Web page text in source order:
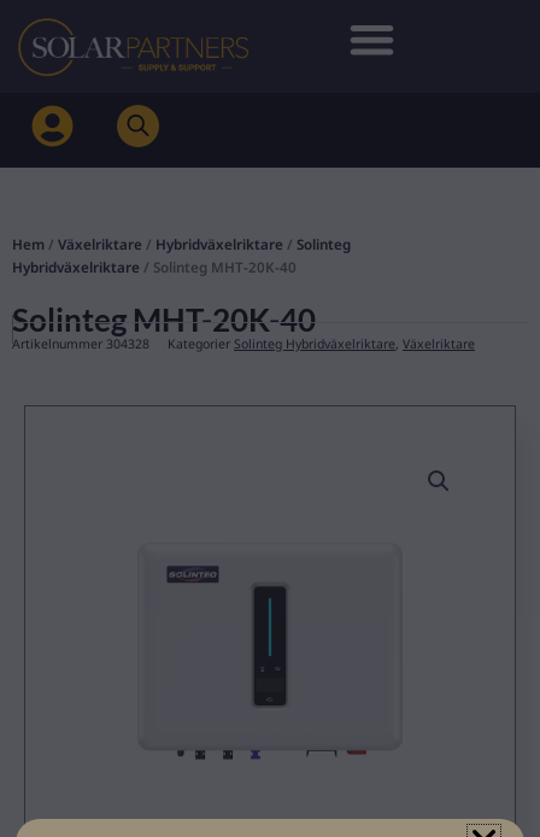
Hoppa
innehåll
Hem / Växelriktare / Hybridväxelriktare / Solinteg
Hybridväxelriktare / Solinteg MHT-20K-40
Solinteg MHT-20K-40
Artikelnummer 304328 Kategorier Solinteg Hybridväxelriktare, Växelriktare